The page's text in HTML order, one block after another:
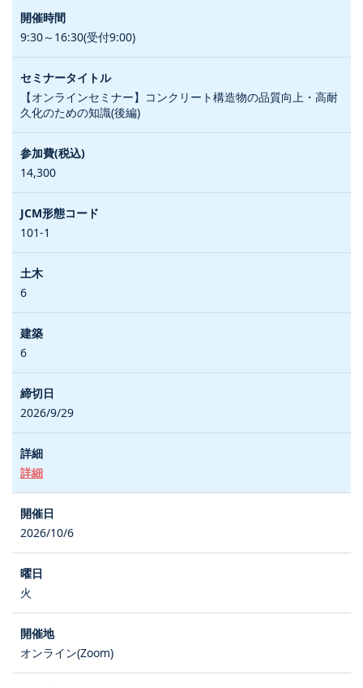
9:30～16:30(受付9:00)
【オンラインセミナー】コンクリート構造物の品質向上・高耐
久化のための知識(後編)
14,300
101-1
6
6
2026/9/29
詳細
2026/10/6
火
オンライン(Zoom)